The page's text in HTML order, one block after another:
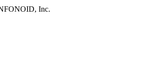
Inc.